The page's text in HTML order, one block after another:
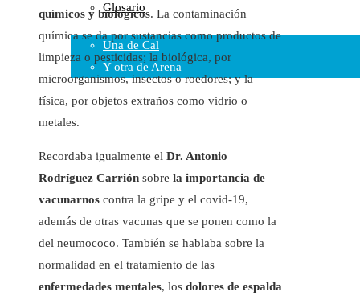
Cal y Arena
Una de Cal
Y otra de Arena
Noticias Sanitarias
Glosario
químicos y biológicos. La contaminación
química se da por sustancias como productos de
limpieza o pesticidas; la biológica, por
microorganismos, insectos o roedores; y la
física, por objetos extraños como vidrio o
metales.
Recordaba igualmente el Dr. Antonio
Rodríguez Carrión sobre la importancia de
vacunarnos contra la gripe y el covid-19,
además de otras vacunas que se ponen como la
del neumococo. También se hablaba sobre la
normalidad en el tratamiento de las
enfermedades mentales, los dolores de espalda